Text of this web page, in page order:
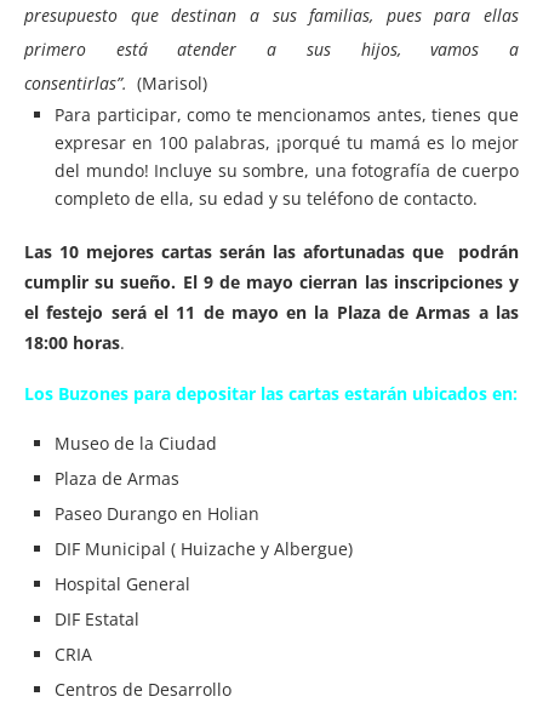
presupuesto que destinan a sus familias, pues para ellas
primero está atender a sus hijos, vamos a
consentirlas”. (Marisol)
Para participar, como te mencionamos antes, tienes que
expresar en 100 palabras, ¡porqué tu mamá es lo mejor
del mundo! Incluye su sombre, una fotografía de cuerpo
completo de ella, su edad y su teléfono de contacto.
Las 10 mejores cartas serán las afortunadas que podrán
cumplir su sueño. El 9 de mayo cierran las inscripciones y
el festejo será el 11 de mayo en la Plaza de Armas a las
18:00 horas.
Los Buzones para depositar las cartas estarán ubicados en:
Museo de la Ciudad
Plaza de Armas
Paseo Durango en Holian
DIF Municipal ( Huizache y Albergue)
Hospital General
DIF Estatal
CRIA
Centros de Desarrollo